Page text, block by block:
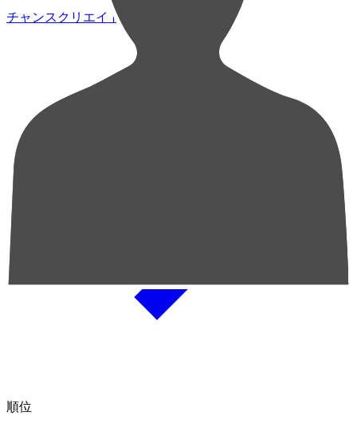
チャンスクリエイト総数
順位